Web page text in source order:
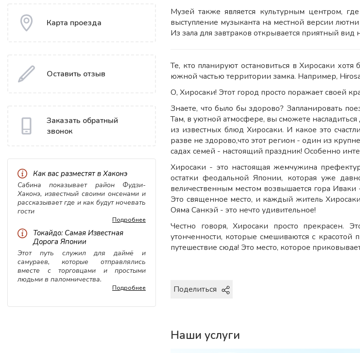
Карта проезда
Оставить отзыв
Заказать обратный
звонок
Как вас разместят в Хаконэ
Сабина показывает район Фудзи-
Хаконэ, известный своими онсенами и
рассказывает где и как будут ночевать
гости
Подробнее
Токайдо: Самая Известная
Дорога Японии
Этот путь служил для даймё и
самураев, которые отправлялись
вместе с торговцами и простыми
людьми в паломничества.
Подробнее
Музей также является культурным центром,
выступление музыканта на местной версии
Из зала для завтраков открывается приятный вид
Те, кто планируют остановиться в Хиросаки
южной частью территории замка. Например,
О, Хиросаки! Этот город просто поражает своей
Знаете, что было бы здорово? Запланировать
Там, в уютной атмосфере, вы сможете
из известных блюд Хиросаки. И какое это
разве не здорово,что этот регион - один из
садах семей - настоящий праздник! Особенно
Хиросаки - это настоящая жемчужина
остатки феодальной Японии, которая уже
величественным местом возвышается гора
Это священное место, и каждый житель Хиросаки
Ояма Санкэй - это нечто удивительное!
Честно говоря, Хиросаки просто прекрасен.
утонченности, которые смешиваются с
путешествие сюда! Это место, которое
Поделиться
Наши услуги